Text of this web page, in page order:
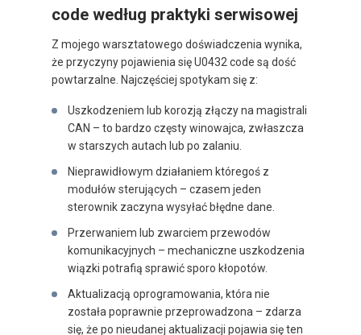
code według praktyki serwisowej
Z mojego warsztatowego doświadczenia wynika,
że przyczyny pojawienia się U0432 code są dość
powtarzalne. Najczęściej spotykam się z:
Uszkodzeniem lub korozją złączy na magistrali
CAN – to bardzo częsty winowajca, zwłaszcza
w starszych autach lub po zalaniu.
Nieprawidłowym działaniem któregoś z
modułów sterujących – czasem jeden
sterownik zaczyna wysyłać błędne dane.
Przerwaniem lub zwarciem przewodów
komunikacyjnych – mechaniczne uszkodzenia
wiązki potrafią sprawić sporo kłopotów.
Aktualizacją oprogramowania, która nie
została poprawnie przeprowadzona – zdarza
się, że po nieudanej aktualizacji pojawia się ten